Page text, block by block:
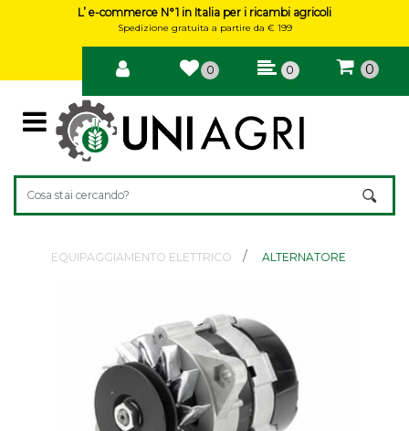
L’ e-commerce N°1 in Italia per i ricambi agricoli
Spedizione gratuita a partire da € 199
0 0 0
Open
Changing a filter automatically updates the other available
EQUIPAGGIAMENTO ELETTRICO ALTERNATORE